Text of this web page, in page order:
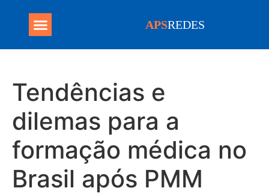
APSREDES
Tendências e
dilemas para a
formação médica no
Brasil após PMM